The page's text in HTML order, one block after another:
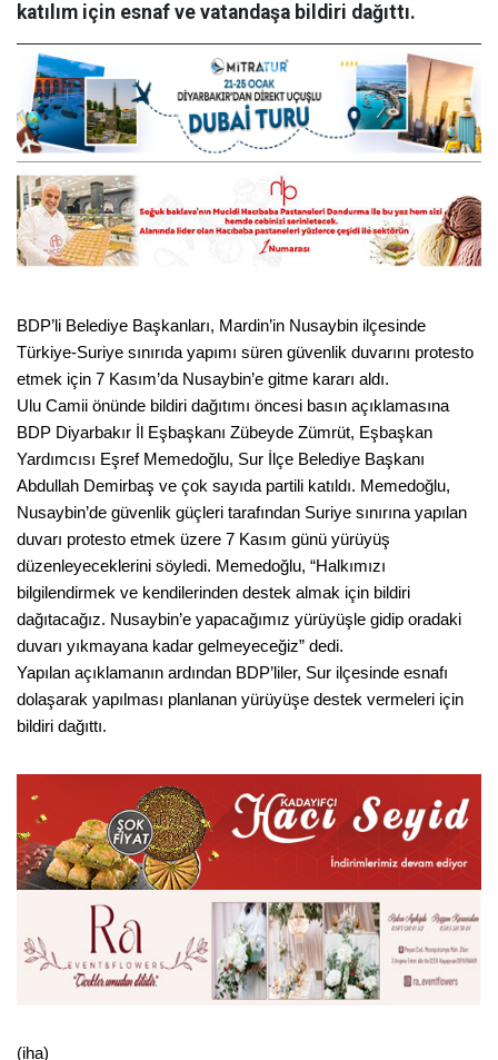
katılım için esnaf ve vatandaşa bildiri dağıttı.
BDP’li Belediye Başkanları, Mardin’in Nusaybin ilçesinde
Türkiye-Suriye sınırıda yapımı süren güvenlik duvarını protesto
etmek için 7 Kasım’da Nusaybin’e gitme kararı aldı.
Ulu Camii önünde bildiri dağıtımı öncesi basın açıklamasına
BDP Diyarbakır İl Eşbaşkanı Zübeyde Zümrüt, Eşbaşkan
Yardımcısı Eşref Memedoğlu, Sur İlçe Belediye Başkanı
Abdullah Demirbaş ve çok sayıda partili katıldı. Memedoğlu,
Nusaybin’de güvenlik güçleri tarafından Suriye sınırına yapılan
duvarı protesto etmek üzere 7 Kasım günü yürüyüş
düzenleyeceklerini söyledi. Memedoğlu, “Halkımızı
bilgilendirmek ve kendilerinden destek almak için bildiri
dağıtacağız. Nusaybin’e yapacağımız yürüyüşle gidip oradaki
duvarı yıkmayana kadar gelmeyeceğiz” dedi.
Yapılan açıklamanın ardından BDP’liler, Sur ilçesinde esnafı
dolaşarak yapılması planlanan yürüyüşe destek vermeleri için
bildiri dağıttı.
(iha)